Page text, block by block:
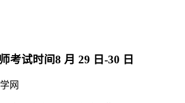
考试时间8 月 29 日-30 日
网